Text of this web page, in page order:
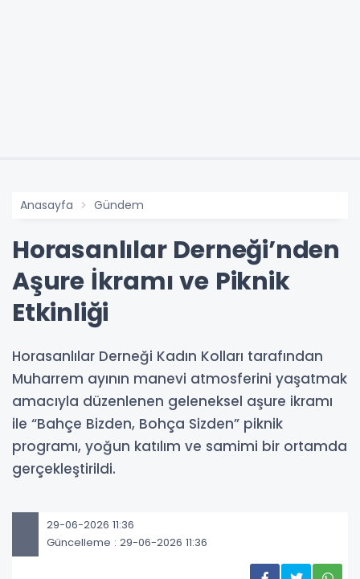
Anasayfa Gündem
Horasanlılar Derneği’nden
Aşure İkramı ve Piknik
Etkinliği
Horasanlılar Derneği Kadın Kolları tarafından
Muharrem ayının manevi atmosferini yaşatmak
amacıyla düzenlenen geleneksel aşure ikramı
ile “Bahçe Bizden, Bohça Sizden” piknik
programı, yoğun katılım ve samimi bir ortamda
gerçekleştirildi.
29-06-2026 11:36
Güncelleme : 29-06-2026 11:36